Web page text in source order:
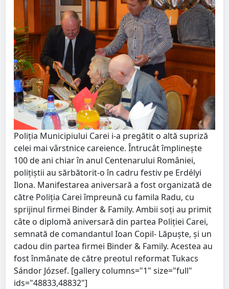
Poliţia Municipiului Carei i-a pregătit o altă supriză
celei mai vârstnice careience. Întrucât împlineşte
100 de ani chiar în anul Centenarului României,
poliţiştii au sărbătorit-o în cadru festiv pe Erdélyi
Ilona. Manifestarea aniversară a fost organizată de
către Poliţia Carei împreună cu famila Radu, cu
sprijinul firmei Binder & Family. Ambii soţi au primit
câte o diplomă aniversară din partea Poliţiei Carei,
semnată de comandantul Ioan Copil- Lăpuşte, şi un
cadou din partea firmei Binder & Family. Acestea au
fost înmânate de către preotul reformat Tukacs
Sándor József. [gallery columns="1" size="full"
ids="48833,48832"]